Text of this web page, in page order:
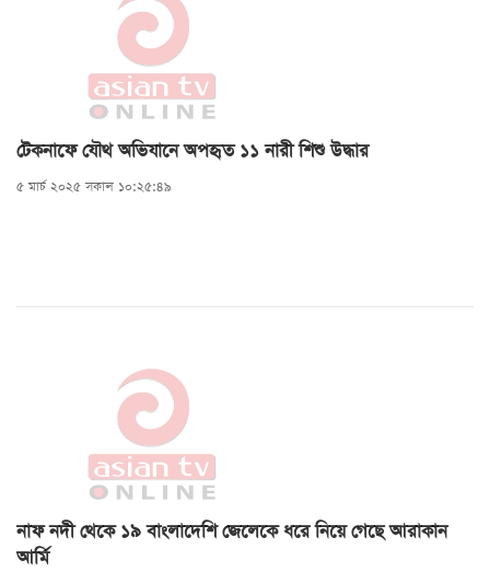
টেকনাফে যৌথ অভিযানে অপহৃত ১১ নারী শিশু উদ্ধার
৫ মার্চ ২০২৫ সকাল ১০:২৫:৪৯
নাফ নদী থেকে ১৯ বাংলাদেশি জেলেকে ধরে নিয়ে গেছে আরাকান
আর্মি